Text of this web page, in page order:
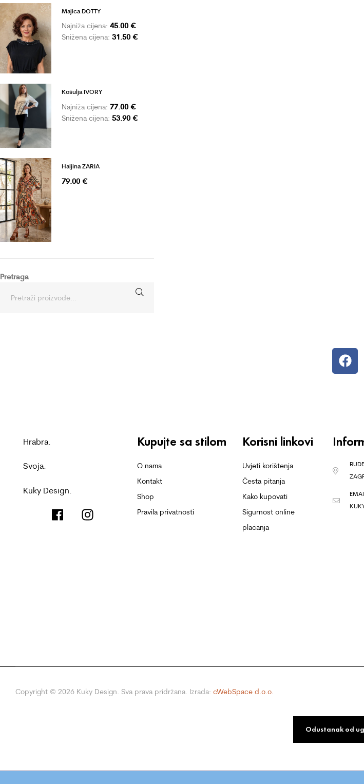
Majica DOTTY
Najniža cijena: 45.00 €
Snižena cijena: 31.50 €
Košulja IVORY
Najniža cijena: 77.00 €
Snižena cijena: 53.90 €
Haljina ZARIA
79.00 €
Pretraga
Hrabra.
Svoja.
Kuky Design.
Kupujte sa stilom
O nama
Kontakt
Shop
Pravila privatnosti
Korisni linkovi
Uvjeti korištenja
Česta pitanja
Kako kupovati
Sigurnost online
plaćanja
Copyright © 2026 Kuky Design. Sva prava pridržana. Izrada: cWebSpace d.o.o.
Odustanak od